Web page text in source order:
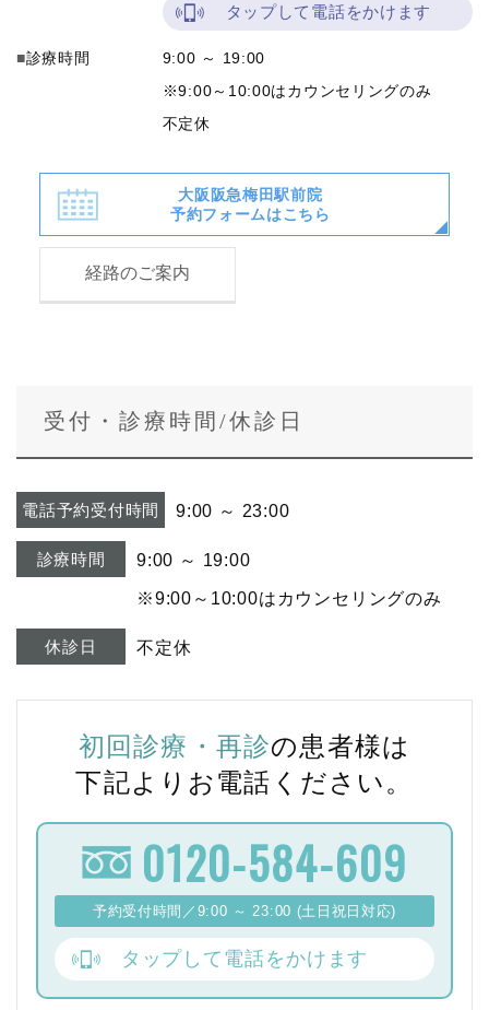
タップして電話をかけます
診療時間
9:00 ～ 19:00
※9:00～10:00はカウンセリングのみ
不定休
大阪阪急梅田駅前院
予約フォームはこちら
経路のご案内
受付・診療時間/休診日
電話予約受付時間 9:00 ～ 23:00
診療時間 9:00 ～ 19:00
※9:00～10:00はカウンセリングのみ
休診日 不定休
初回診療・再診の患者様は
下記よりお電話ください。
0120-584-609
予約受付時間／9:00 ～ 23:00 (土日祝日対応)
タップして電話をかけます